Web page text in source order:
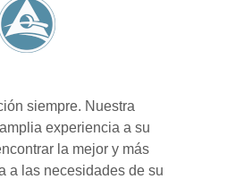
siempre. Nuestra
experiencia a su
la mejor y más
a las necesidades de su